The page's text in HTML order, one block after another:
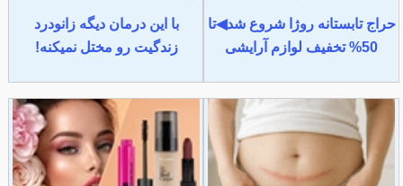
حراج تابستانه روژا شروع شد◀تا
50% تخفیف لوازم آرایشی
با این درمان دیگه زانودرد
زندگیت رو مختل نمیکنه!